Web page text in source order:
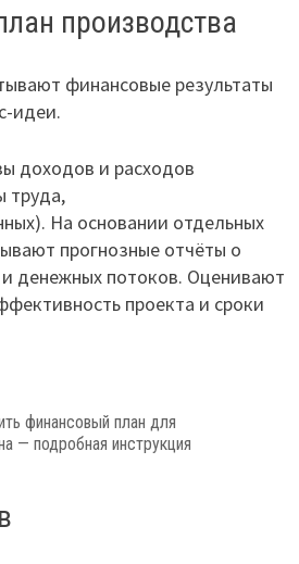
производства
финансовые результаты
идеи.
доходов и расходов
труда,
На основании отдельных
прогнозные отчёты о
денежных потоков. Оценивают
проекта и сроки
финансовый план для
— подробная инструкция